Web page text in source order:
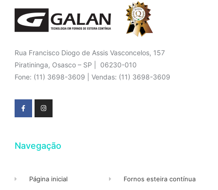
Rua Francisco Diogo de Assis Vasconcelos, 157
Piratininga, Osasco – SP | 06230-010
Fone: (11) 3698-3609 | Vendas: (11) 3698-3609
Navegação
Página inicial Fornos esteira contínua